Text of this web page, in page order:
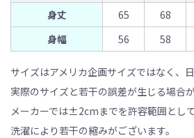
身丈
65 68
身幅
56 58
サイズはアメリカ企画サイズではなく、
実際のサイズと若干の誤差が生じる場合が
メーカーでは±2cmまでを許容範囲として
洗濯により若干の縮みがございます。